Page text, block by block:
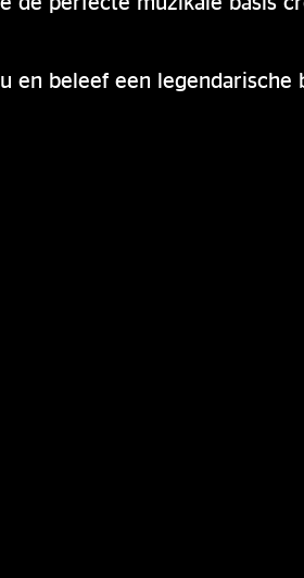
en beleef een legendarische